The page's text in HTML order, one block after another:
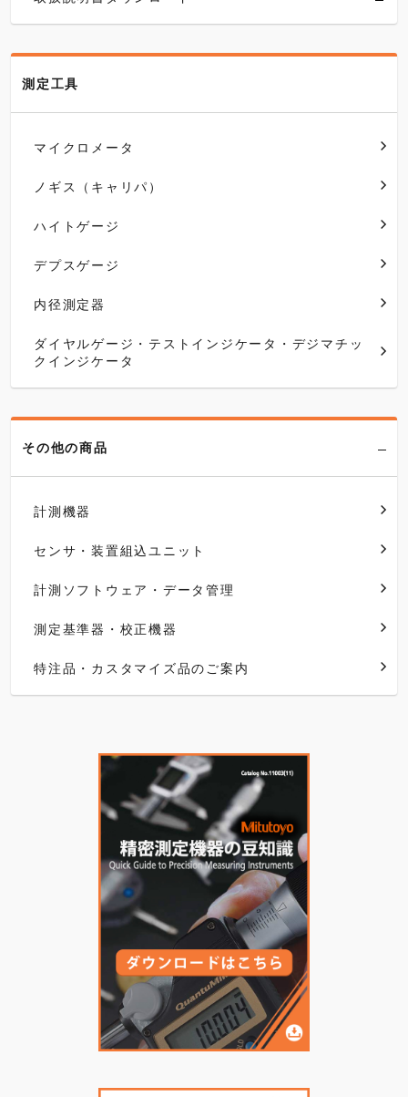
測定工具
マイクロメータ
ノギス（キャリパ）
ハイトゲージ
デプスゲージ
内径測定器
ダイヤルゲージ・テストインジケータ・デジマチッ
クインジケータ
その他の商品
計測機器
センサ・装置組込ユニット
計測ソフトウェア・データ管理
測定基準器・校正機器
特注品・カスタマイズ品のご案内